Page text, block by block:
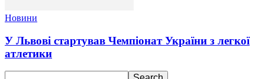
Новини
У Львові стартував Чемпіонат України з легкої
атлетики